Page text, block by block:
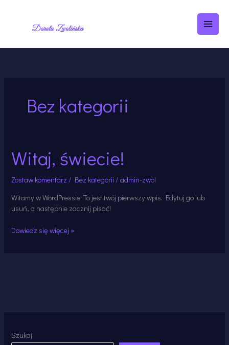
MAIN
Bez kategorii
Witaj, świecie!
Zostaw komentarz / Bez kategorii /admin-zwol
Witamy w WordPressie. To jest twój pierwszy wpis. Edytuj go lub
usuń, a następnie zacznij pisać!
Witaj,
świecie!
Dowiedz się więcej »
Szukaj